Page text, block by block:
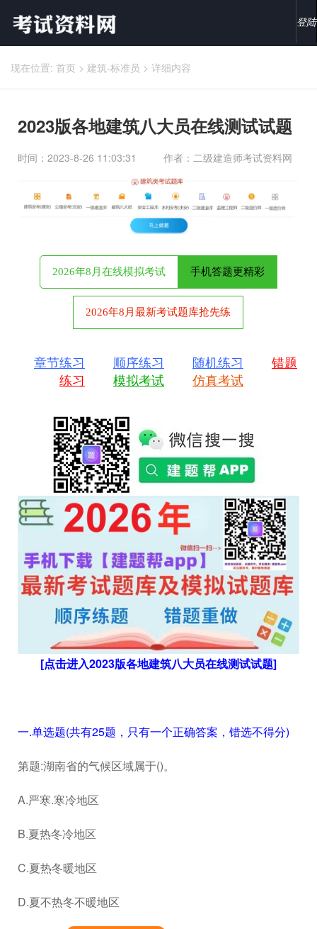
登陆
现在位置: 首页 > 建筑-标准员 > 详细内容
2023版各地建筑八大员在线测试试题
时间：2023-8-26 11:03:31 作者：二级建造师考试资料网
2026年8月在线模拟考试 手机答题更精彩
2026年8月最新考试题库抢先练
章节练习 顺序练习 随机练习
错题
练习
模拟考试 仿真考试
[点击进入2023版各地建筑八大员在线测试试题]
一.单选题(共有25题，只有一个正确答案，错选不得分)
第题:湖南省的气候区域属于()。
A.严寒.寒冷地区
B.夏热冬冷地区
C.夏热冬暖地区
D.夏不热冬不暖地区